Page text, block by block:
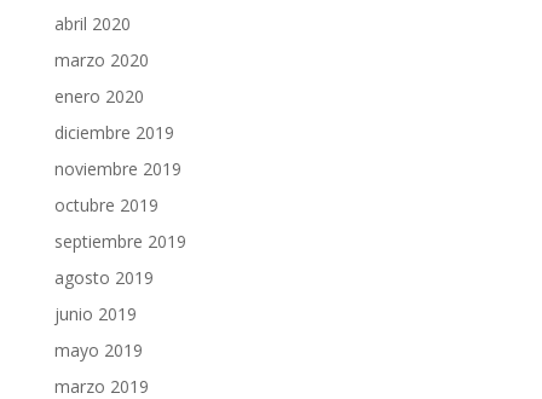
abril 2020
marzo 2020
enero 2020
diciembre 2019
noviembre 2019
octubre 2019
septiembre 2019
agosto 2019
junio 2019
mayo 2019
marzo 2019